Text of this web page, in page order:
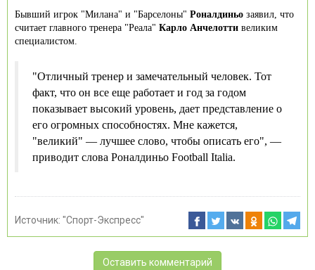
Бывший игрок "Милана" и "Барселоны" Роналдиньо заявил, что
считает главного тренера "Реала" Карло Анчелотти великим
специалистом.
"Отличный тренер и замечательный человек. Тот
факт, что он все еще работает и год за годом
показывает высокий уровень, дает представление о
его огромных способностях. Мне кажется,
"великий" — лучшее слово, чтобы описать его", —
приводит слова Роналдиньо Football Italia.
Источник: "Спорт-Экспресс"
Оставить комментарий